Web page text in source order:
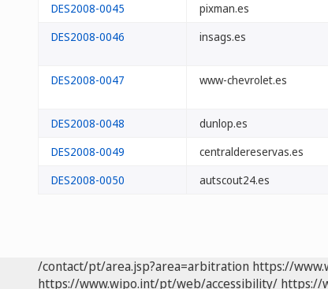
DES2008-0045 pixman.es
DES2008-0046
insags.es
DES2008-0047 www-chevrolet.es
DES2008-0048 dunlop.es
DES2008-0049
centraldereservas.es
DES2008-0050
autscout24.es
/contact/pt/area.jsp?area=arbitration https://
https://www.wipo.int/pt/web/accessibility/ https://